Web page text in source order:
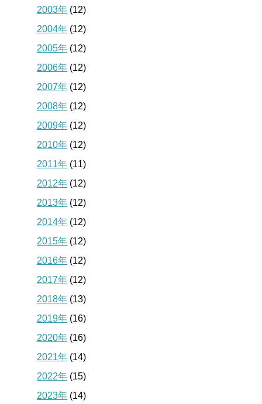
2003年 (12)
2004年 (12)
2005年 (12)
2006年 (12)
2007年 (12)
2008年 (12)
2009年 (12)
2010年 (12)
2011年 (11)
2012年 (12)
2013年 (12)
2014年 (12)
2015年 (12)
2016年 (12)
2017年 (12)
2018年 (13)
2019年 (16)
2020年 (16)
2021年 (14)
2022年 (15)
2023年 (14)